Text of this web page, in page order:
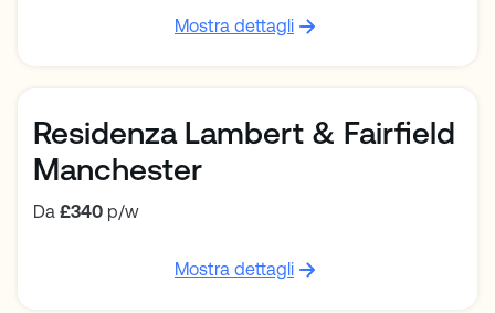
Mostra dettagli
Residenza Lambert & Fairfield
Manchester
Da £340 p/w
Mostra dettagli